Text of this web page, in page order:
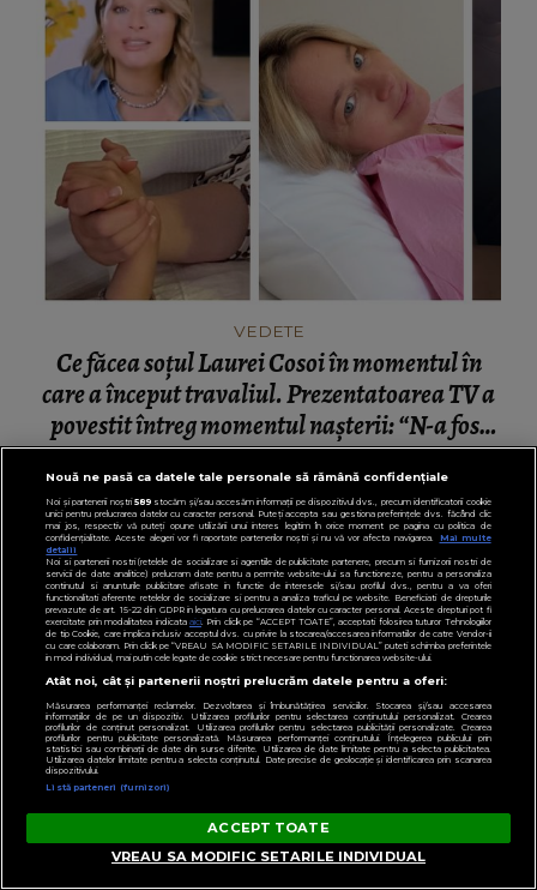
VEDETE
Ce făcea soțul Laurei Cosoi în momentul în
care a început travaliul. Prezentatoarea TV a
povestit întreg momentul nașterii: “N-a fost
nevoie de cuvinte.”
Nouă ne pasă ca datele tale personale să rămână confidențiale
Noi și partenerii noștri589stocăm și/sau accesăm informații pe dispozitivul dvs., precum identificatorii cookie
unici pentru prelucrarea datelor cu caracter personal. Puteți accepta sau gestiona preferințele dvs. făcând clic
mai jos, respectiv vă puteți opune utilizării unui interes legitim în orice moment pe pagina cu politica de
confidențialitate. Aceste alegeri vor fi raportate partenerilor noștri și nu vă vor afecta navigarea.
Mai multe
detalii
Noi si partenerii nostri (retelele de socializare si agentiile de publicitate partenere, precum si furnizorii nostri de
servicii de date analitice) prelucram date pentru a permite website-ului sa functioneze, pentru a personaliza
continutul si anunturile publicitare afisate in functie de interesele si/sau profilul dvs., pentru a va oferi
functionalitati aferente retelelor de socializare si pentru a analiza traficul pe website. Beneficiati de drepturile
prevazute de art. 15-22 din GDPR in legatura cu prelucrarea datelor cu caracter personal. Aceste drepturi pot fi
exercitate prin modalitatea indicataaici. Prin click pe “ACCEPT TOATE”, acceptati folosirea tuturor Tehnologiilor
de tip Cookie, care implica inclusiv acceptul dvs. cu privire la stocarea/accesarea informatiilor de catre Vendor-ii
cu care colaboram. Prin click pe “VREAU SA MODIFIC SETARILE INDIVIDUAL” puteti schimba preferintele
in mod individual, mai putin cele legate de cookie strict necesare pentru functionarea website-ului.
Atât noi, cât și partenerii noștri prelucrăm datele pentru a oferi:
Măsurarea performanței reclamelor. Dezvoltarea și îmbunătățirea serviciilor. Stocarea și/sau accesarea
informațiilor de pe un dispozitiv. Utilizarea profilurilor pentru selectarea conținutului personalizat. Crearea
profilurilor de conținut personalizat. Utilizarea profilurilor pentru selectarea publicității personalizate. Crearea
profilurilor pentru publicitate personalizată. Măsurarea performanței conținutului. Înțelegerea publicului prin
statistici sau combinații de date din surse diferite. Utilizarea de date limitate pentru a selecta publicitatea.
Utilizarea datelor limitate pentru a selecta conținutul. Date precise de geolocație și identificarea prin scanarea
dispozitivului.
Listă parteneri (furnizori)
ACCEPT TOATE
VREAU SA MODIFIC SETARILE INDIVIDUAL